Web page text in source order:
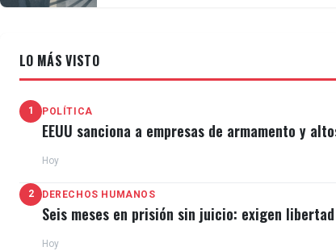
LO MÁS VISTO
1 POLÍTICA
EEUU sanciona a empresas de armamento y
Hoy
2 DERECHOS HUMANOS
Seis meses en prisión sin juicio: exigen
Hoy